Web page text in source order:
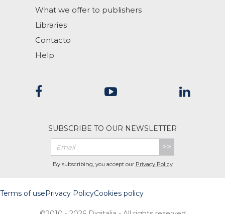
What we offer to publishers
Libraries
Contacto
Help
SUBSCRIBE TO OUR NEWSLETTER
>>
By subscribing, you accept our Privacy Policy
Terms of usePrivacy PolicyCookies policy